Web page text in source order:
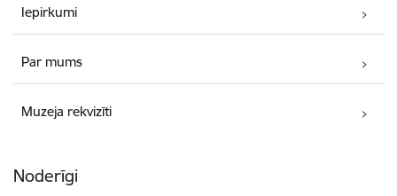
Iepirkumi
Par mums
Muzeja rekvizīti
Noderīgi